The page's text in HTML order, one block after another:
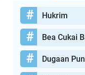
Hukrim
Bea Cukai
Dugaan